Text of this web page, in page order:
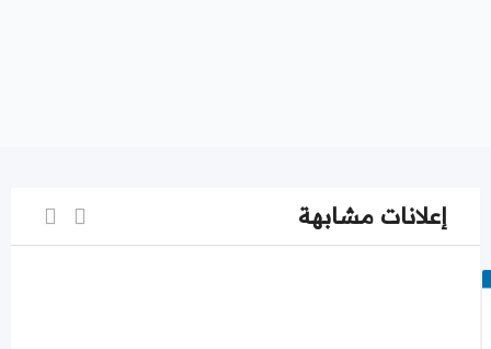
إعلانات مشابهة